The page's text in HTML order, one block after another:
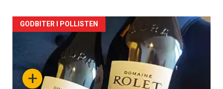
Forsiden
akkurat
nå+
GODBITER I POLLISTEN